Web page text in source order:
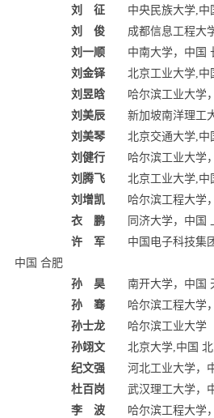
刘 征 中央民族大学,中
刘 俊 成都信息工程大
刘一顺 中南大学，中国
刘金铎北京工业大学,中
刘昱晗 哈尔滨工业大学
刘美辰 新加坡南洋理工
刘美琴 北京交通大学,中
刘健行 哈尔滨工业大学
刘腾飞 北京工业大学,中
刘增凯 哈尔滨工程大学
衣 鹏 同济大学，中国
许 军 中国电子科技集团
中国 合肥
孙 昊 南开大学，中国
孙 骞 哈尔滨工程大学
孙士龙 哈尔滨工业大学（
孙翊文 北京大学,中国 北
纪文强 河北工业大学，
杜百岗 武汉理工大学，
李 波 哈尔滨工程大学